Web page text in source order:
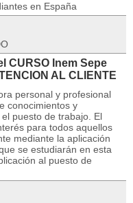
en España
CURSO Inem Sepe
AL CLIENTE
personal y profesional
conocimientos y
puesto de trabajo. El
para todos aquellos
mediante la aplicación
se estudiarán en esta
al puesto de